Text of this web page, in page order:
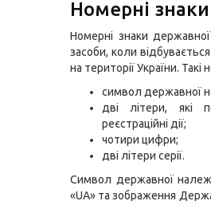
Номерні знаки
Номерні знаки
засоби, коли
на території України. Такі
символ державної
дві літери, які
реєстраційні дії;
чотири цифри;
дві літери серії.
Символ державної
«UA» та зображення